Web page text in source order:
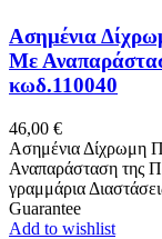
Ασημένια
Με
κωδ.110040
46,00 €
Ασημένια Δίχρωμη
Αναπαράσταση της
γραμμάρια
Guarantee
Add to wishlist